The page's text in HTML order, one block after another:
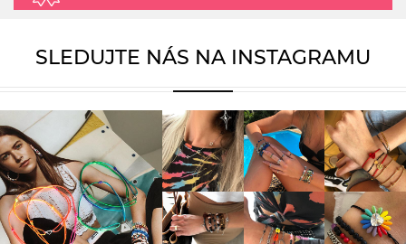
SLEDUJTE NÁS NA INSTAGRAMU